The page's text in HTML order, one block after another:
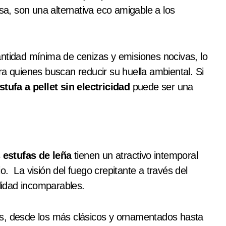
son una alternativa eco amigable a los
mínima de cenizas y emisiones nocivas, lo
quienes buscan reducir su huella ambiental. Si
a pellet sin electricidad puede ser una
estufas de leñatienen un atractivo intemporal
La visión del fuego crepitante a través del
incomparables.
desde los más clásicos y ornamentados hasta